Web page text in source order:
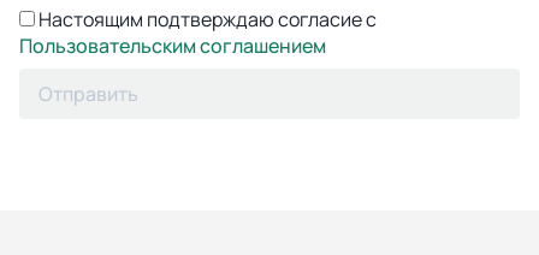
Настоящим подтверждаю согласие с
Пользовательским соглашением
Отправить